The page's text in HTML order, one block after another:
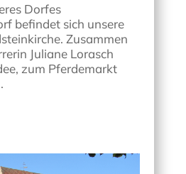
Dorfes
befindet sich unsere
Zusammen
Juliane Lorasch
zum Pferdemarkt